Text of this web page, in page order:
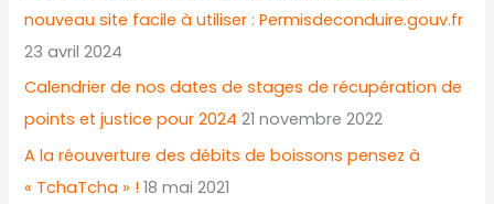
nouveau site facile à utiliser : Permisdeconduire.gouv.fr
23 avril 2024
Calendrier de nos dates de stages de récupération de
points et justice pour 2024 21 novembre 2022
A la réouverture des débits de boissons pensez à
« TchaTcha » ! 18 mai 2021